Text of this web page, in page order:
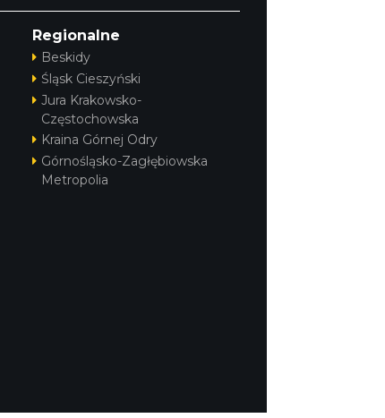
Regionalne
Beskidy
Śląsk Cieszyński
Jura Krakowsko-
Częstochowska
Kraina Górnej Odry
Górnośląsko-Zagłębiowska
Metropolia